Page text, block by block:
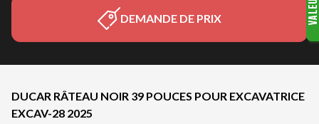
DEMANDE DE PRIX
DUCAR RÂTEAU NOIR 39 POUCES POUR EXCAVATRICE
EXCAV-28 2025